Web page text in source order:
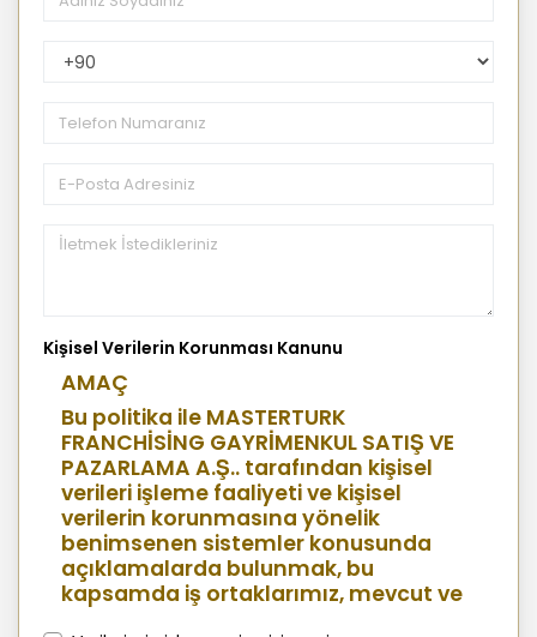
PhoneNumberCountryPhoneCode
Kişisel Verilerin Korunması Kanunu
AMAÇ
Bu politika ile MASTERTURK
FRANCHİSİNG GAYRİMENKUL SATIŞ VE
PAZARLAMA A.Ş.. tarafından kişisel
verileri işleme faaliyeti ve kişisel
verilerin korunmasına yönelik
benimsenen sistemler konusunda
açıklamalarda bulunmak, bu
kapsamda iş ortaklarımız, mevcut ve